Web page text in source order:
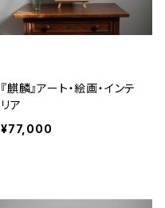
『麒麟』アート・絵画・インテ
リア
¥77,000